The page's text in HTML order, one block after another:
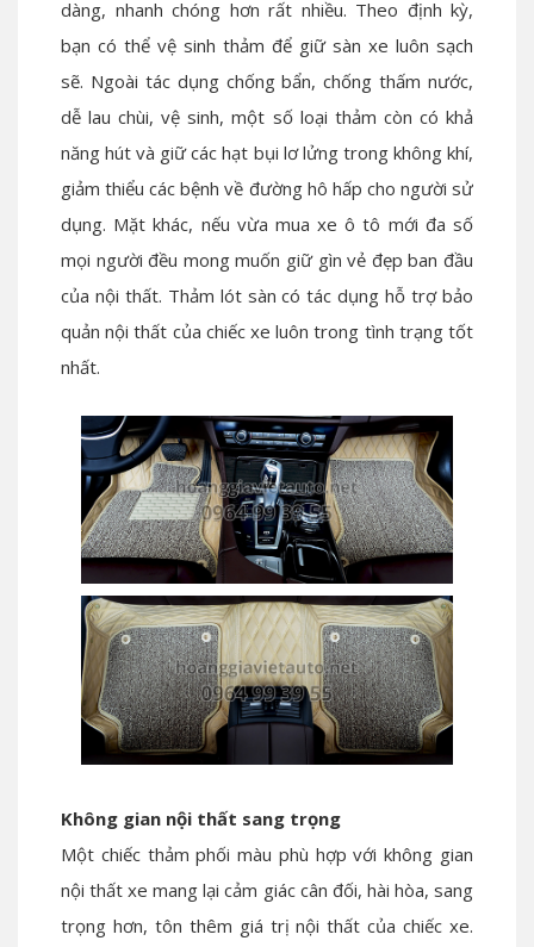
dàng, nhanh chóng hơn rất nhiều. Theo định kỳ,
bạn có thể vệ sinh thảm để giữ sàn xe luôn sạch
sẽ. Ngoài tác dụng chống bẩn, chống thấm nước,
dễ lau chùi, vệ sinh, một số loại thảm còn có khả
năng hút và giữ các hạt bụi lơ lửng trong không khí,
giảm thiểu các bệnh về đường hô hấp cho người sử
dụng. Mặt khác, nếu vừa mua xe ô tô mới đa số
mọi người đều mong muốn giữ gìn vẻ đẹp ban đầu
của nội thất. Thảm lót sàn có tác dụng hỗ trợ bảo
quản nội thất của chiếc xe luôn trong tình trạng tốt
nhất.
Không gian nội thất sang trọng
Một chiếc thảm phối màu phù hợp với không gian
nội thất xe mang lại cảm giác cân đối, hài hòa, sang
trọng hơn, tôn thêm giá trị nội thất của chiếc xe.